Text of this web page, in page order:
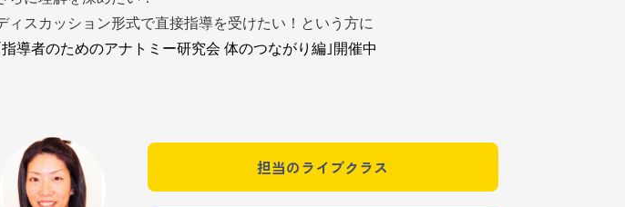
ィスカッション形式で直接指導を受けたい！という方に
指導者のためのアナトミー研究会 体のつながり編｣開催中
担当のライブクラス